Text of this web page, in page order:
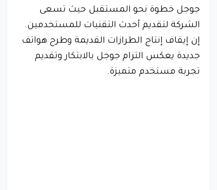
جوجل خطوة نحو المستقبل حيث تسعى
الشركة لتقديم أحدث التقنيات للمستخدمين.
إن إيقاف إنتاج الطرازات القديمة وطرح هواتف
جديدة يعكس التزام جوجل بالابتكار وتقديم
تجربة مستخدم متميزة.